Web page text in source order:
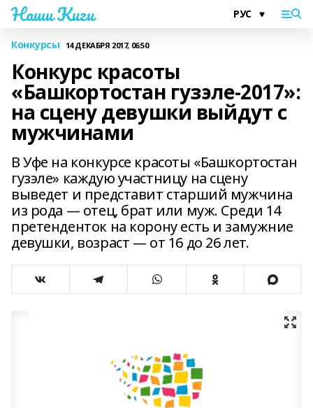
Наши Киги
Конкурсы 14 ДЕКАБРЯ 2017, 06:50
Конкурс красоты
«Башкортостан гузэле-2017»:
на сцену девушки выйдут с
мужчинами
В Уфе на конкурсе красоты «Башкортостан
гузэле» каждую участницу на сцену
выведет и представит старший мужчина
из рода — отец, брат или муж. Среди 14
претенденток на корону есть и замужние
девушки, возраст — от 16 до 26 лет.